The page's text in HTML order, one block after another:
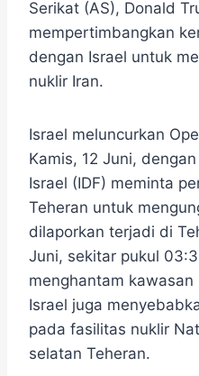
Serikat (AS), Donald
mempertimbangkan
dengan Israel untuk
nuklir Iran.
Israel meluncurkan
Kamis, 12 Juni,
Israel (IDF) meminta
Teheran untuk
dilaporkan terjadi di
Juni, sekitar pukul
menghantam
Israel juga
pada fasilitas nuklir
selatan Teheran.